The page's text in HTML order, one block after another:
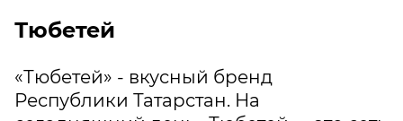
Тюбетей
«Тюбетей» - вкусный бренд
Республики Татарстан. На